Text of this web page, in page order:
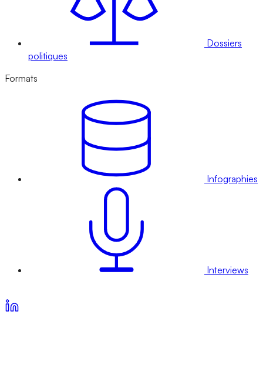
Dossiers
politiques
Formats
Infographies
Interviews